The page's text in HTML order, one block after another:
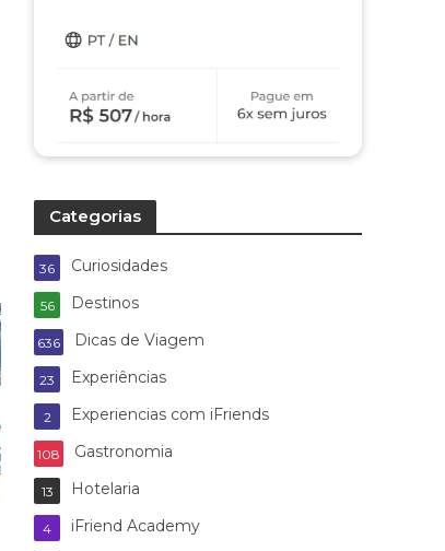
Categorias
Curiosidades
36
Destinos
56
Dicas de Viagem
636
Experiências
23
Experiencias com iFriends
2
Gastronomia
108
Hotelaria
13
iFriend Academy
4